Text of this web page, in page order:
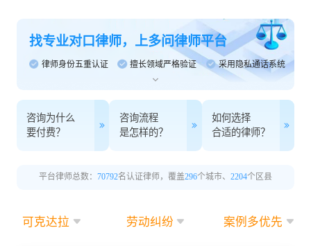
找专业对口律师，上多问律师平台
律师身份五重认证 擅长领域严格验证 采用隐私通话系统
咨询为什么
要付费？
咨询流程
是怎样的？
如何选择
合适的律师？
平台律师总数： 70792名认证律师，覆盖296个城市、 2204个区县
可克达拉 劳动纠纷 案例多优先